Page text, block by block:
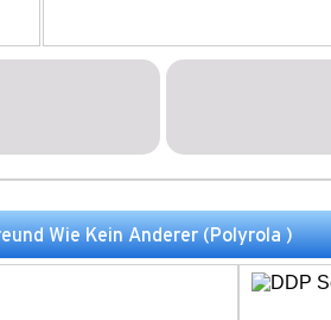
Wie Kein Anderer (Polyrola )